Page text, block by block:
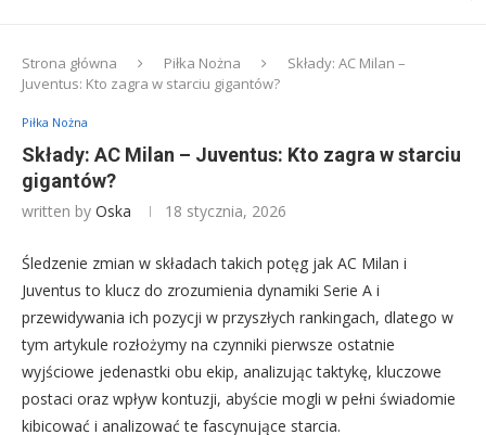
Strona główna Piłka Nożna
Składy: AC Milan –
Juventus: Kto zagra w starciu gigantów?
Piłka Nożna
Składy: AC Milan – Juventus: Kto zagra w starciu
gigantów?
written by Oska 18 stycznia, 2026
Śledzenie zmian w składach takich potęg jak AC Milan i
Juventus to klucz do zrozumienia dynamiki Serie A i
przewidywania ich pozycji w przyszłych rankingach, dlatego w
tym artykule rozłożymy na czynniki pierwsze ostatnie
wyjściowe jedenastki obu ekip, analizując taktykę, kluczowe
postaci oraz wpływ kontuzji, abyście mogli w pełni świadomie
kibicować i analizować te fascynujące starcia.